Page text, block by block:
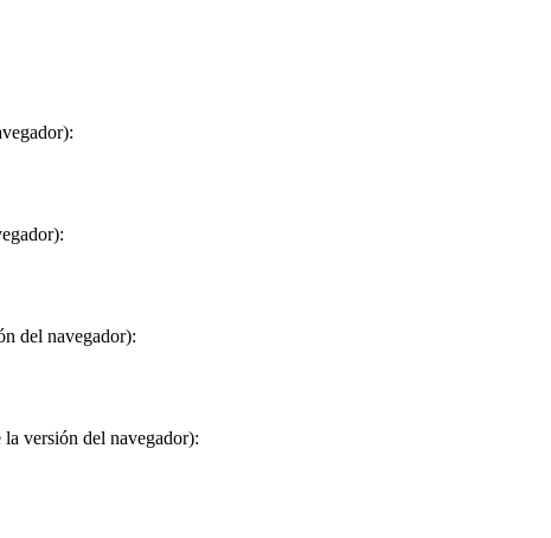
del navegador):
versión del navegador):